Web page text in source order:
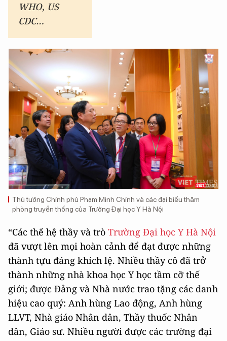
WHO, US
CDC…
Thủ tướng Chính phủ Phạm Minh Chính và các đại biểu thăm
phòng truyền thống của Trường Đại học Y Hà Nội
“Các thế hệ thầy và trò Trường Đại học Y Hà Nội
đã vượt lên mọi hoàn cảnh để đạt được những
thành tựu đáng khích lệ. Nhiều thầy cô đã trở
thành những nhà khoa học Y học tầm cỡ thế
giới; được Đảng và Nhà nước trao tặng các danh
hiệu cao quý: Anh hùng Lao động, Anh hùng
LLVT, Nhà giáo Nhân dân, Thầy thuốc Nhân
dân, Giáo sư. Nhiều người được các trường đại